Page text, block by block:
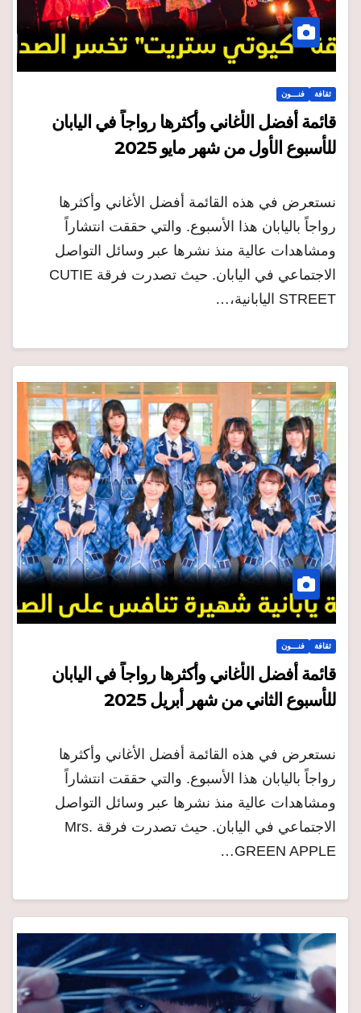
ثقافة فنـــون
قائمة أفضل الأغاني وأكثرها رواجاً في اليابان
للأسبوع الأول من شهر مايو 2025
نستعرض في هذه القائمة أفضل الأغاني وأكثرها
رواجاً باليابان هذا الأسبوع. والتي حققت انتشاراً
ومشاهدات عالية منذ نشرها عبر وسائل التواصل
الاجتماعي في اليابان. حيث تصدرت فرقة CUTIE
STREET اليابانية،…
ثقافة فنـــون
قائمة أفضل الأغاني وأكثرها رواجاً في اليابان
للأسبوع الثاني من شهر أبريل 2025
نستعرض في هذه القائمة أفضل الأغاني وأكثرها
رواجاً باليابان هذا الأسبوع. والتي حققت انتشاراً
ومشاهدات عالية منذ نشرها عبر وسائل التواصل
الاجتماعي في اليابان. حيث تصدرت فرقة Mrs.
GREEN APPLE…